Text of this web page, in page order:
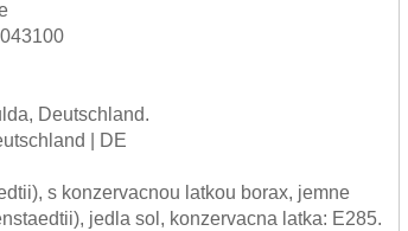
Deutschland.
| DE
s konzervacnou latkou borax, jemne
jedla sol, konzervacna latka: E285.